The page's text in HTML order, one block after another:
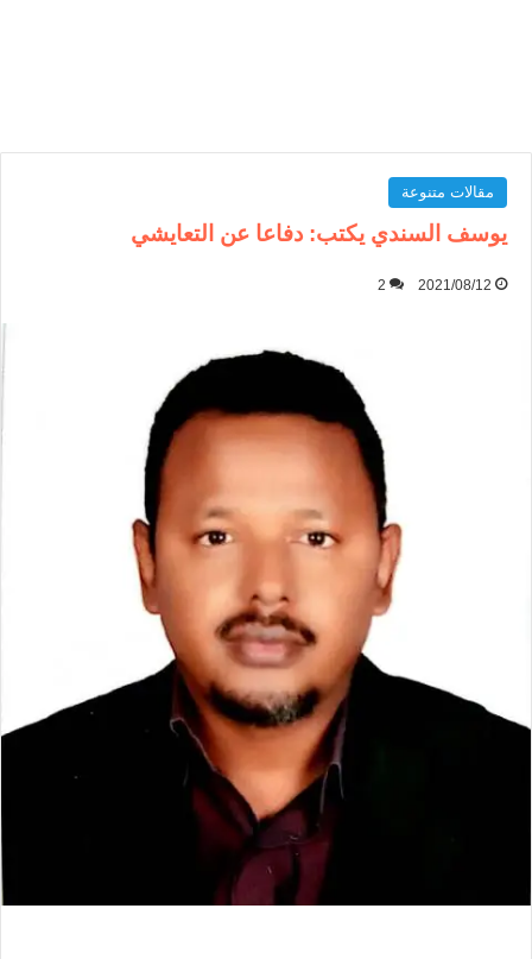
مقالات متنوعة
يوسف السندي يكتب: دفاعا عن التعايشي
2021/08/12
2